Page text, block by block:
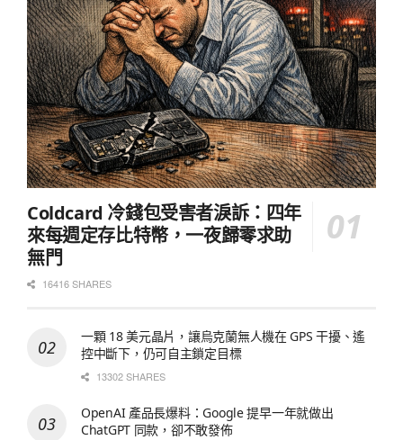
Coldcard 冷錢包受害者淚訴：四年
來每週定存比特幣，一夜歸零求助
無門
16416 SHARES
一顆 18 美元晶片，讓烏克蘭無人機在 GPS 干擾、遙
控中斷下，仍可自主鎖定目標
13302 SHARES
OpenAI 產品長爆料：Google 提早一年就做出
ChatGPT 同款，卻不敢發佈